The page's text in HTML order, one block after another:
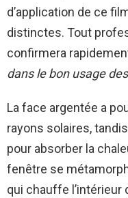
d’application de ce
distinctes. Tout
confirmera
dans le bon usage
La face argentée a
rayons solaires,
pour absorber la
fenêtre se
qui chauffe l’intérieur